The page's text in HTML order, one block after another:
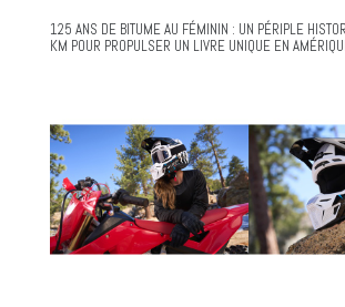
125 ANS DE BITUME AU FÉMININ : UN PÉRIPLE
KM POUR PROPULSER UN LIVRE UNIQUE EN